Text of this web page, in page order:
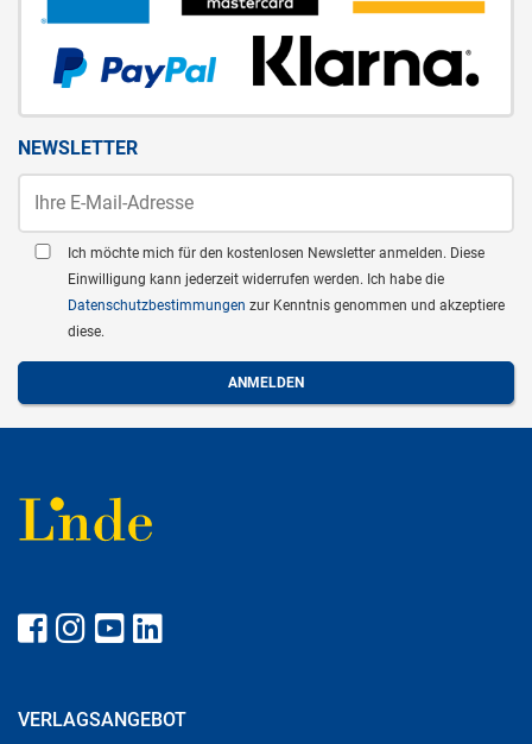
NEWSLETTER
Ich möchte mich für den kostenlosen Newsletter anmelden. Diese
Einwilligung kann jederzeit widerrufen werden. Ich habe die
Datenschutzbestimmungen zur Kenntnis genommen und akzeptiere
diese.
VERLAGSANGEBOT